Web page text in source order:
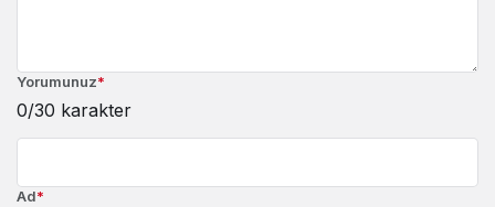
Yorumunuz*
0/30 karakter
Ad*